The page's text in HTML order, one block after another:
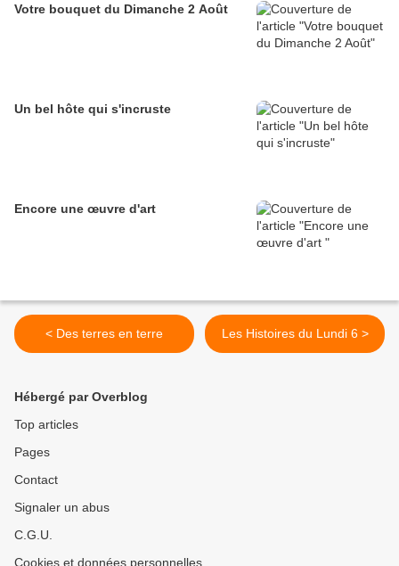
Votre bouquet du Dimanche 2 Août
Un bel hôte qui s'incruste
Encore une œuvre d'art
< Des terres en terre Les Histoires du Lundi 6 >
Hébergé par Overblog
Top articles
Pages
Contact
Signaler un abus
C.G.U.
Cookies et données personnelles